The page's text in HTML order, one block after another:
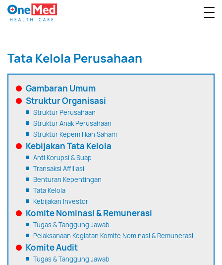
Tata Kelola Perusahaan
Gambaran Umum
Struktur Organisasi
Struktur Perusahaan
Struktur Anak Perusahaan
Struktur Kepemilikan Saham
Kebijakan Tata Kelola
Anti Korupsi & Suap
Transaksi Affiliasi
Benturan Kepentingan
Tata Kelola
Kebijakan Investor
Komite Nominasi & Remunerasi
Tugas & Tanggung Jawab
Pelaksanaan Kegiatan Komite Nominasi & Remunerasi
Komite Audit
Tugas & Tanggung Jawab